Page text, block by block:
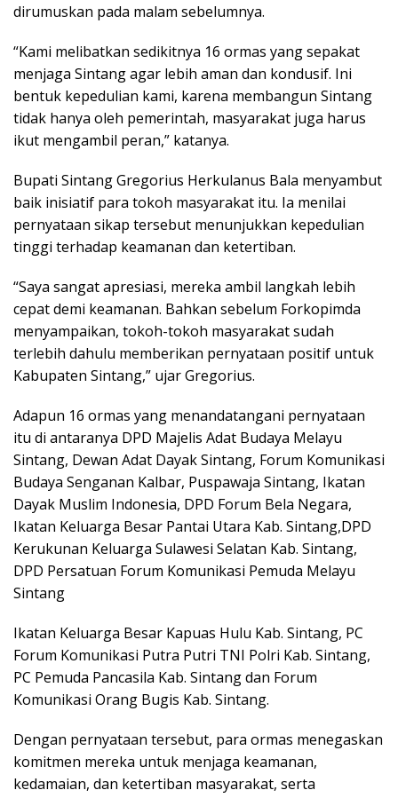
dirumuskan pada malam sebelumnya.
“Kami melibatkan sedikitnya 16 ormas yang sepakat
menjaga Sintang agar lebih aman dan kondusif. Ini
bentuk kepedulian kami, karena membangun Sintang
tidak hanya oleh pemerintah, masyarakat juga harus
ikut mengambil peran,” katanya.
Bupati Sintang Gregorius Herkulanus Bala menyambut
baik inisiatif para tokoh masyarakat itu. Ia menilai
pernyataan sikap tersebut menunjukkan kepedulian
tinggi terhadap keamanan dan ketertiban.
“Saya sangat apresiasi, mereka ambil langkah lebih
cepat demi keamanan. Bahkan sebelum Forkopimda
menyampaikan, tokoh-tokoh masyarakat sudah
terlebih dahulu memberikan pernyataan positif untuk
Kabupaten Sintang,” ujar Gregorius.
Adapun 16 ormas yang menandatangani pernyataan
itu di antaranya DPD Majelis Adat Budaya Melayu
Sintang, Dewan Adat Dayak Sintang, Forum Komunikasi
Budaya Senganan Kalbar, Puspawaja Sintang, Ikatan
Dayak Muslim Indonesia, DPD Forum Bela Negara,
Ikatan Keluarga Besar Pantai Utara Kab. Sintang,DPD
Kerukunan Keluarga Sulawesi Selatan Kab. Sintang,
DPD Persatuan Forum Komunikasi Pemuda Melayu
Sintang
Ikatan Keluarga Besar Kapuas Hulu Kab. Sintang, PC
Forum Komunikasi Putra Putri TNI Polri Kab. Sintang,
PC Pemuda Pancasila Kab. Sintang dan Forum
Komunikasi Orang Bugis Kab. Sintang.
Dengan pernyataan tersebut, para ormas menegaskan
komitmen mereka untuk menjaga keamanan,
kedamaian, dan ketertiban masyarakat, serta